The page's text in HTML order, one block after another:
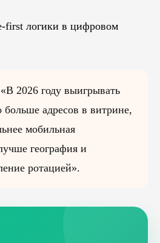
first логики в цифровом
«В 2026 году выигрывать
больше адресов в витрине,
мобильная
география и
ротацией».